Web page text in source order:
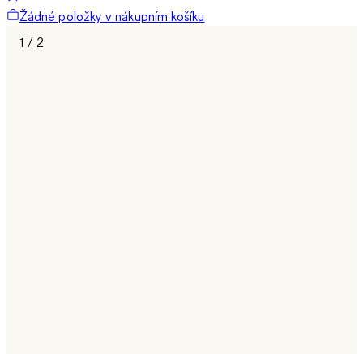
Žádné položky v nákupním košíku
1 / 2